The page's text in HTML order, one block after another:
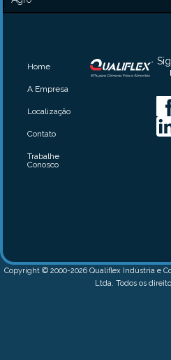
Home
A Empresa
Localização
Contato
Trabalhe
Conosco
Copyright © 2000-2026 Qualiflex Indústria e
Ltda. Todos os